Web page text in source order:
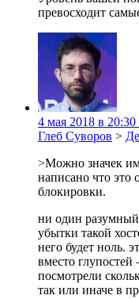
превосходит
4 мая 2018 в 20:30
Глеб Суворов >
>Можно значек
написано что это
блокировки.
ни один разумный
убытки такой
него будет ноль.
вместо
посмотрели
так или иначе в